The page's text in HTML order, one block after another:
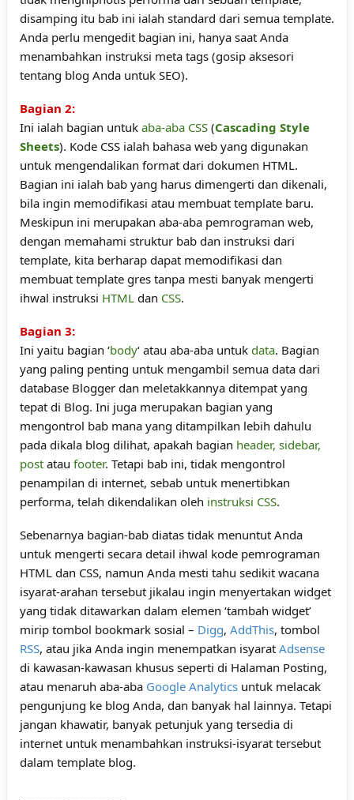
disamping itu bab ini ialah standard dari semua template.
Anda perlu mengedit bagian ini, hanya saat Anda
menambahkan instruksi meta tags (gosip aksesori
tentang blog Anda untuk SEO).
Bagian 2:
Ini ialah bagian untuk aba-aba CSS (Cascading Style
Sheets). Kode CSS ialah bahasa web yang digunakan
untuk mengendalikan format dari dokumen HTML.
Bagian ini ialah bab yang harus dimengerti dan dikenali,
bila ingin memodifikasi atau membuat template baru.
Meskipun ini merupakan aba-aba pemrograman web,
dengan memahami struktur bab dan instruksi dari
template, kita berharap dapat memodifikasi dan
membuat template gres tanpa mesti banyak mengerti
ihwal instruksi HTML dan CSS.
Bagian 3:
Ini yaitu bagian ‘body‘ atau aba-aba untuk data. Bagian
yang paling penting untuk mengambil semua data dari
database Blogger dan meletakkannya ditempat yang
tepat di Blog. Ini juga merupakan bagian yang
mengontrol bab mana yang ditampilkan lebih dahulu
pada dikala blog dilihat, apakah bagian header, sidebar,
post atau footer. Tetapi bab ini, tidak mengontrol
penampilan di internet, sebab untuk menertibkan
performa, telah dikendalikan oleh instruksi CSS.
Sebenarnya bagian-bab diatas tidak menuntut Anda
untuk mengerti secara detail ihwal kode pemrograman
HTML dan CSS, namun Anda mesti tahu sedikit wacana
isyarat-arahan tersebut jikalau ingin menyertakan widget
yang tidak ditawarkan dalam elemen ‘tambah widget’
mirip tombol bookmark sosial – Digg, AddThis, tombol
RSS, atau jika Anda ingin menempatkan isyarat Adsense
di kawasan-kawasan khusus seperti di Halaman Posting,
atau menaruh aba-aba Google Analytics untuk melacak
pengunjung ke blog Anda, dan banyak hal lainnya. Tetapi
jangan khawatir, banyak petunjuk yang tersedia di
internet untuk menambahkan instruksi-isyarat tersebut
dalam template blog.